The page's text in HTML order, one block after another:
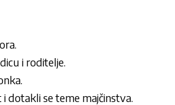
i roditelje.
dotakli se teme majčinstva.